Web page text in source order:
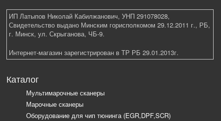
ИП Латыпов Николай Кабилжанович, УНП 291078028,
Свидетельство выдано Минским горисполкомом 29.12.2011 г., РБ,
г. Минск, ул. Скрыганова, ЧБ-9.
Интернет-магазин зарегистрирован в ТР РБ 29.01.2013г.
Каталог
Мультимарочные сканеры
Марочные сканеры
Оборудование для чип тюнинга (EGR,DPF,SCR)